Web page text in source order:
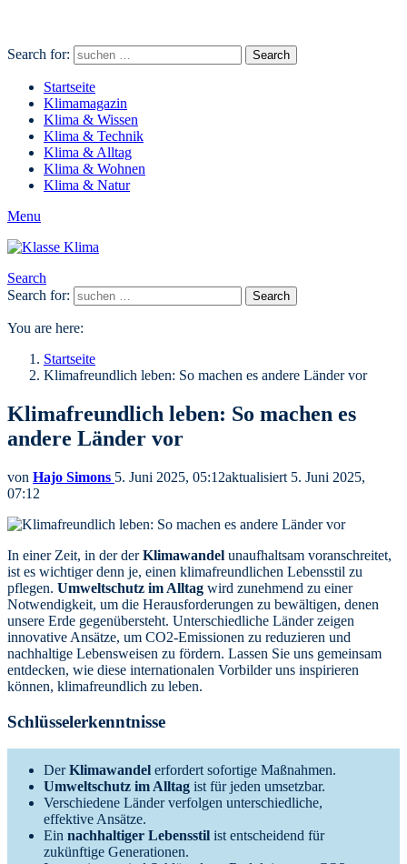
Search for: Search
Startseite
Klimamagazin
Klima & Wissen
Klima & Technik
Klima & Alltag
Klima & Wohnen
Klima & Natur
Menu
Search
Search for:
Search
You are here:
Startseite
Klimafreundlich leben: So machen es andere Länder vor
Klimafreundlich leben: So machen es
andere Länder vor
von Hajo Simons 5. Juni 2025, 05:12aktualisiert 5. Juni 2025,
07:12
In einer Zeit, in der derKlimawandel unaufhaltsam voranschreitet,
ist es wichtiger denn je, einen klimafreundlichen Lebensstil zu
pflegen. Umweltschutz im Alltag wird zunehmend zu einer
Notwendigkeit, um die Herausforderungen zu bewältigen, denen
unsere Erde gegenübersteht. Unterschiedliche Länder zeigen
innovative Ansätze, um CO2-Emissionen zu reduzieren und
nachhaltige Lebensweisen zu fördern. Lassen Sie uns gemeinsam
entdecken, wie diese internationalen Vorbilder uns inspirieren
können, klimafreundlich zu leben.
Schlüsselerkenntnisse
DerKlimawandel erfordert sofortige Maßnahmen.
Umweltschutz im Alltag ist für jeden umsetzbar.
Verschiedene Länder verfolgen unterschiedliche,
effektive Ansätze.
Ein nachhaltiger Lebensstil ist entscheidend für
zukünftige Generationen.